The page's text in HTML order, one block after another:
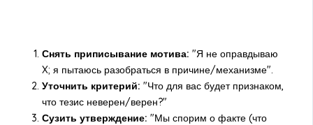
Снять приписывание мотива: "Я не оправдываю
X; я пытаюсь разобраться в причине/механизме".
Уточнить критерий: "Что для вас будет признаком,
что тезис неверен/верен?"
Сузить утверждение: "Мы спорим о факте (что